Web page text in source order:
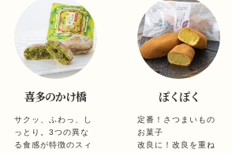
喜多のかけ橋
サクッ、ふわっ、し
っとり。3つの異な
る食感が特徴のスィ
ぽくぽく
定番！さつまいもの
お菓子
改良に！改良を重ね